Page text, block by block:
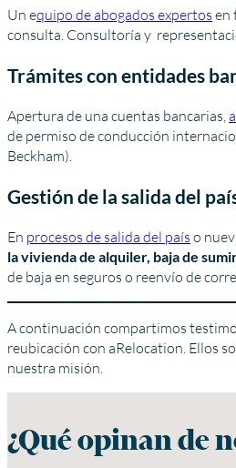
Un equipo de abogados expertos en
consulta. Consultoría y
Trámites con entidades
Apertura de una cuentas bancarias,
de permiso de conducción
Beckham).
Gestión de la salida del
En procesos de salida del país o
la vivienda de alquiler, baja de
de baja en seguros o reenvío de
A continuación compartimos
reubicación con aRelocation. Ellos
nuestra misión.
¿Qué opinan de